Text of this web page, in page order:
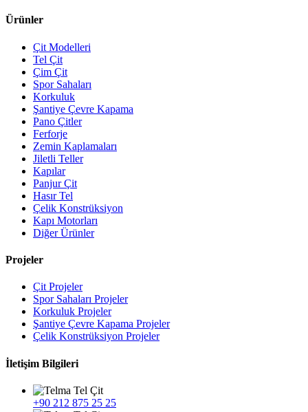
Ürünler
Çit Modelleri
Tel Çit
Çim Çit
Spor Sahaları
Korkuluk
Şantiye Çevre Kapama
Pano Çitler
Ferforje
Zemin Kaplamaları
Jiletli Teller
Kapılar
Panjur Çit
Hasır Tel
Çelik Konstrüksiyon
Kapı Motorları
Diğer Ürünler
Projeler
Çit Projeler
Spor Sahaları Projeler
Korkuluk Projeler
Şantiye Çevre Kapama Projeler
Çelik Konstrüksiyon Projeler
İletişim Bilgileri
+90 212 875 25 25